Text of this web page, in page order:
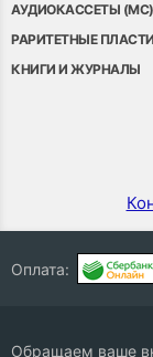
АУДИОКАССЕТЫ (MC)
РАРИТЕТНЫЕ
КНИГИ И ЖУРНАЛЫ
Оплата:
Обращаем ваше